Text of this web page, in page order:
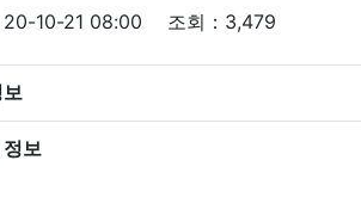
20-10-21 08:00 조회：3,479
보